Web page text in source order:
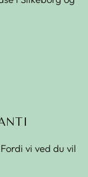
vi ved du vil